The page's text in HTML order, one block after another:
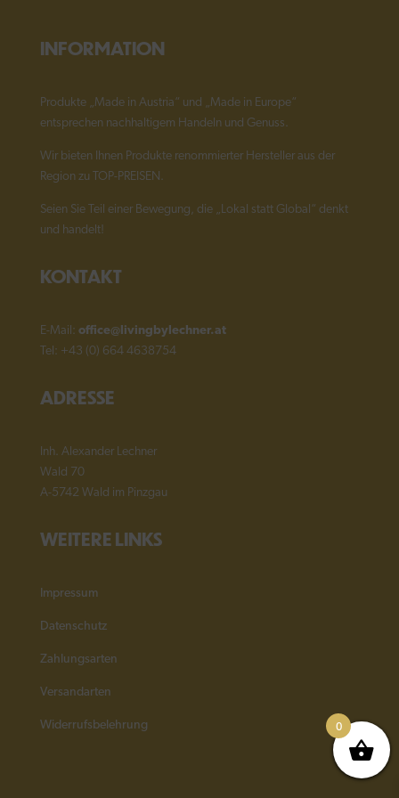
INFORMATION
Produkte „Made in Austria“ und „Made in Europe“
entsprechen nachhaltigem Handeln und Genuss.
Wir bieten Ihnen Produkte renommierter Hersteller aus der
Region zu TOP-PREISEN.
Seien Sie Teil einer Bewegung, die „Lokal statt Global“ denkt
und handelt!
KONTAKT
E-Mail: office@livingbylechner.at
Tel: +43 (0) 664 4638754
ADRESSE
Inh. Alexander Lechner
Wald 70
A-5742 Wald im Pinzgau
WEITERE LINKS
Impressum
Datenschutz
Zahlungsarten
Versandarten
Widerrufsbelehrung 0